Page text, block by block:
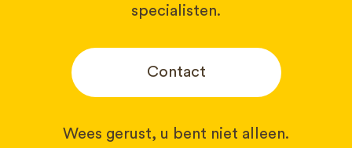
specialisten.
Contact
Wees gerust, u bent niet alleen.